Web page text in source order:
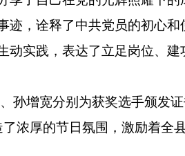
，诠释了中共党员的初心
实践，表达了立足岗位、
孙增宽分别为获奖选手颁发证
浓厚的节日氛围，激励着全